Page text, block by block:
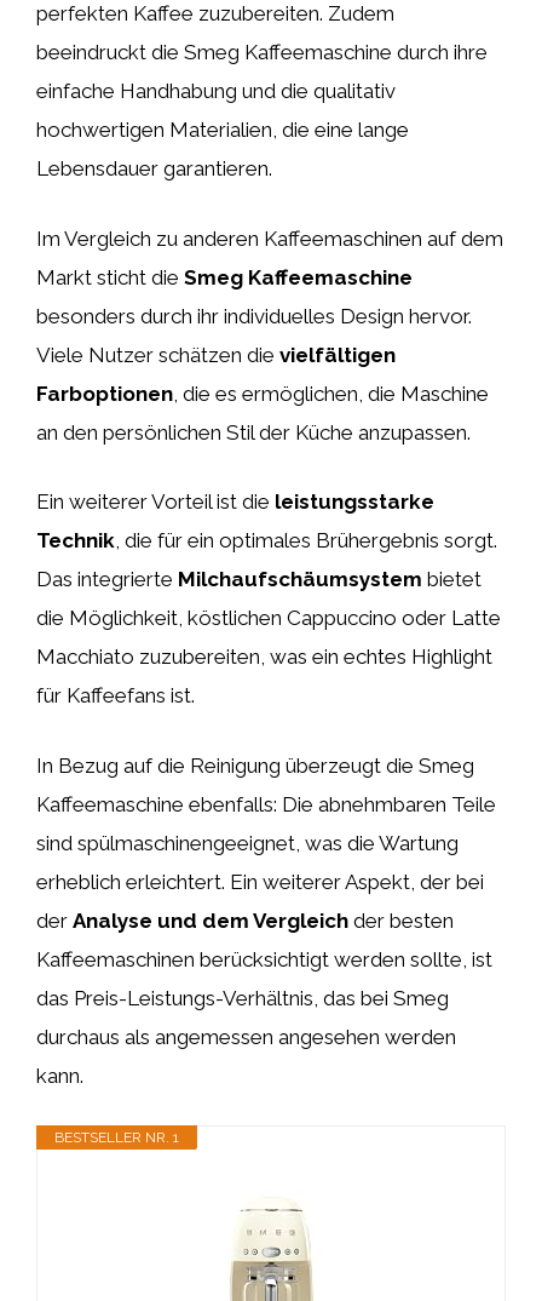
perfekten Kaffee zuzubereiten. Zudem
beeindruckt die Smeg Kaffeemaschine durch ihre
einfache Handhabung und die qualitativ
hochwertigen Materialien, die eine lange
Lebensdauer garantieren.
Im Vergleich zu anderen Kaffeemaschinen auf dem
Markt sticht die Smeg Kaffeemaschine
besonders durch ihr individuelles Design hervor.
Viele Nutzer schätzen die vielfältigen
Farboptionen , die es ermöglichen, die Maschine
an den persönlichen Stil der Küche anzupassen.
Ein weiterer Vorteil ist die leistungsstarke
Technik, die für ein optimales Brühergebnis sorgt.
Das integrierte Milchaufschäumsystem bietet
die Möglichkeit, köstlichen Cappuccino oder Latte
Macchiato zuzubereiten, was ein echtes Highlight
für Kaffeefans ist.
In Bezug auf die Reinigung überzeugt die Smeg
Kaffeemaschine ebenfalls: Die abnehmbaren Teile
sind spülmaschinengeeignet, was die Wartung
erheblich erleichtert. Ein weiterer Aspekt, der bei
der Analyse und dem Vergleich der besten
Kaffeemaschinen berücksichtigt werden sollte, ist
das Preis-Leistungs-Verhältnis, das bei Smeg
durchaus als angemessen angesehen werden
kann.
BESTSELLER NR. 1